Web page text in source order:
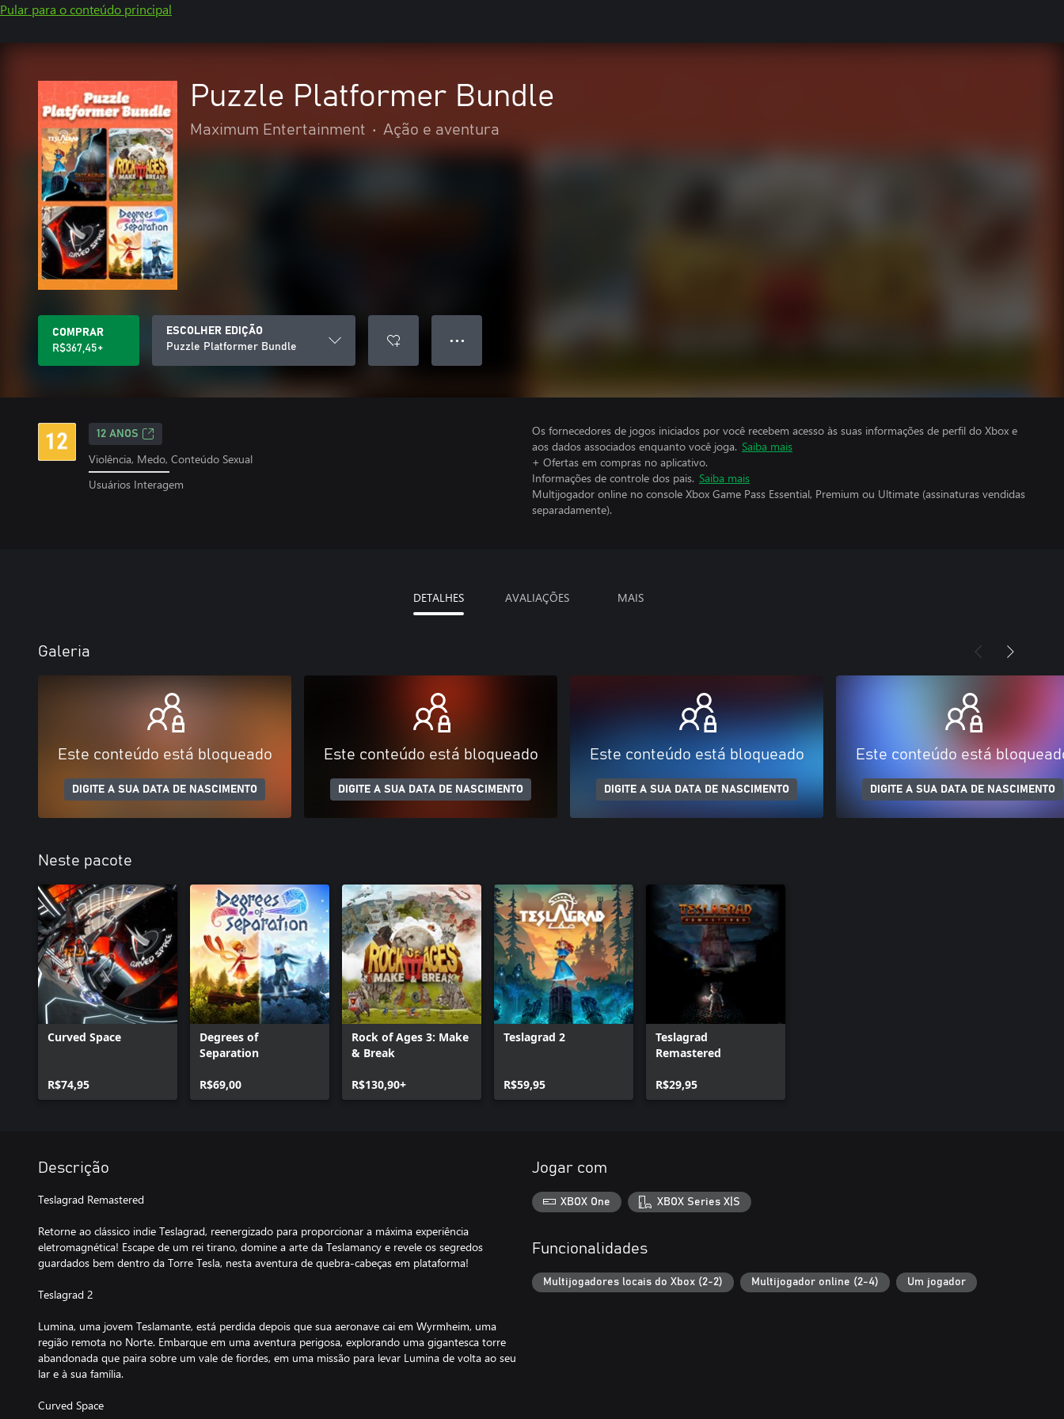
Pular para o conteúdo principal
Puzzle Platformer Bundle
Maximum Entertainment • Ação e aventura
COMPRAR
R$367,45+
ESCOLHER EDIÇÃO
Puzzle Platformer Bundle
● ● ●
12 ANOS
Violência, Medo, Conteúdo Sexual
Usuários Interagem
Os fornecedores de jogos iniciados por você recebem acesso às suas informações de perfil do Xbox e
aos dados associados enquanto você joga. Saiba mais
+ Ofertas em compras no aplicativo.
Informações de controle dos pais. Saiba mais
Multijogador online no console Xbox Game Pass Essential, Premium ou Ultimate (assinaturas vendidas
separadamente).
DETALHES AVALIAÇÕES MAIS
Galeria
Este conteúdo está bloqueado
DIGITE A SUA DATA DE NASCIMENTO
Este conteúdo está bloqueado
DIGITE A SUA DATA DE NASCIMENTO
Este conteúdo está bloqueado
DIGITE A SUA DATA DE NASCIMENTO
Este conteúdo está
DIGITE A SUA DATA DE NASCIMENTO
Neste pacote
Curved Space
R$74,95
Degrees of
Separation
R$69,00
Rock of Ages 3: Make
& Break
R$130,90+
Teslagrad 2
R$59,95
Teslagrad
Remastered
R$29,95
Descrição
Teslagrad Remastered
Retorne ao clássico indie Teslagrad, reenergizado para proporcionar a máxima experiência
eletromagnética! Escape de um rei tirano, domine a arte da Teslamancy e revele os segredos
guardados bem dentro da Torre Tesla, nesta aventura de quebra-cabeças em plataforma!
Teslagrad 2
Lumina, uma jovem Teslamante, está perdida depois que sua aeronave cai em Wyrmheim, uma
região remota no Norte. Embarque em uma aventura perigosa, explorando uma gigantesca torre
abandonada que paira sobre um vale de fiordes, em uma missão para levar Lumina de volta ao seu
lar e à sua família.
Curved Space
Jogar com
XBOX One XBOX Series X|S
Funcionalidades
Multijogadores locais do Xbox (2-2) Multijogador online (2-4) Um jogador